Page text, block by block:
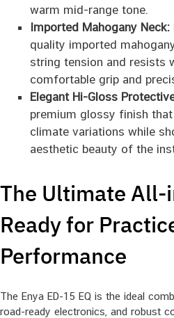
warm mid-range tone.
Imported Mahogany Neck:
quality imported
string tension and resists
comfortable grip and
Elegant Hi-Gloss
premium glossy finish
climate variations while
aesthetic beauty of the
The Ultimate All-
Ready for
Performance
The Enya ED-15 EQ is the ideal
road-ready electronics, and robust